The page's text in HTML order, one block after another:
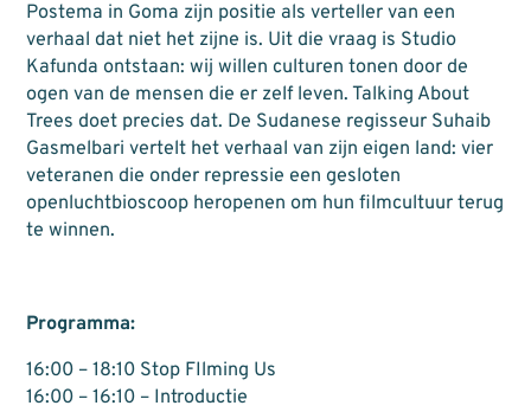
Postema in Goma zijn positie als verteller van een
verhaal dat niet het zijne is. Uit die vraag is Studio
Kafunda ontstaan: wij willen culturen tonen door de
ogen van de mensen die er zelf leven. Talking About
Trees doet precies dat. De Sudanese regisseur Suhaib
Gasmelbari vertelt het verhaal van zijn eigen land: vier
veteranen die onder repressie een gesloten
openluchtbioscoop heropenen om hun filmcultuur terug
te winnen.
Programma:
16:00 – 18:10 Stop FIlming Us
16:00 – 16:10 – Introductie